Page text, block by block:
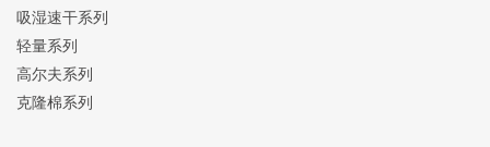
吸湿速干系列
轻量系列
高尔夫系列
克隆棉系列